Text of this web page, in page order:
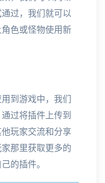
过，我们就可以
色或怪物使用新
到游戏中，我们
过将插件上传到
玩家交流和分享
那里获取更多的
的插件。